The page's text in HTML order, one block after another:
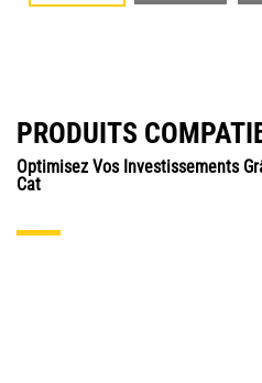
PRODUITS
Optimisez Vos Investissements
Cat